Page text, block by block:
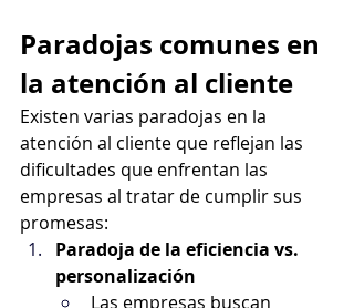
Paradojas comunes en
la atención al cliente
Existen varias paradojas en la
atención al cliente que reflejan las
dificultades que enfrentan las
empresas al tratar de cumplir sus
promesas:
Paradoja de la eficiencia vs.
personalización
Las empresas buscan